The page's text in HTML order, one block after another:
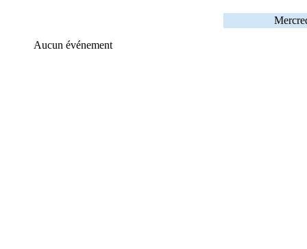
Aucun événement